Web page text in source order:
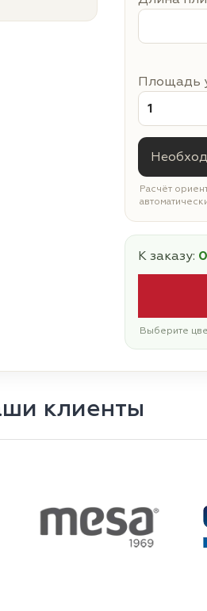
Площадь
Расчёт
К заказу:
Выберите
клиенты